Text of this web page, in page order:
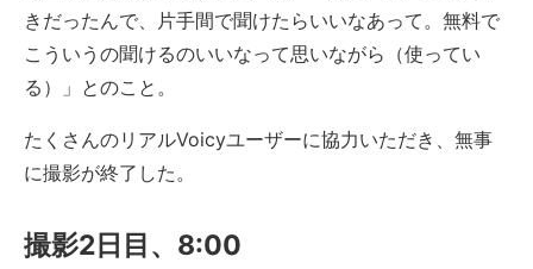
きだったんで、片手間で聞けたらいいなあって。無料で
こういうの聞けるのいいなって思いながら（使ってい
る）」とのこと。
たくさんのリアルVoicyユーザーに協力いただき、無事
に撮影が終了した。
撮影2日目、8:00